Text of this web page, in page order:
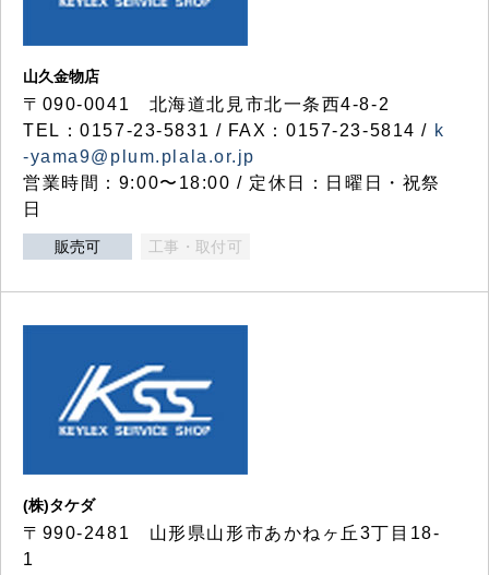
山久金物店
〒090-0041 北海道北見市北一条西4-8-2
TEL：0157-23-5831 / FAX：0157-23-5814 / k
-yama9@plum.plala.or.jp
営業時間：9:00〜18:00 / 定休日：日曜日・祝祭
日
販売可 工事・取付可
(株)タケダ
〒990-2481 山形県山形市あかねヶ丘3丁目18-
1